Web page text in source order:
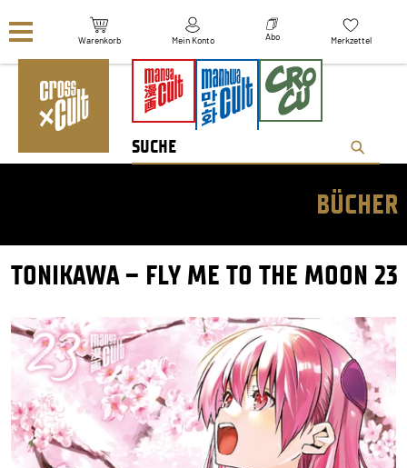
Warenkorb Mein Konto Abo Merkzettel
BÜCHER
TONIKAWA – FLY ME TO THE MOON 23